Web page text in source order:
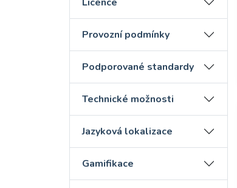
Provozní podmínky
Podporované standardy
Technické možnosti
Jazyková lokalizace
Gamifikace